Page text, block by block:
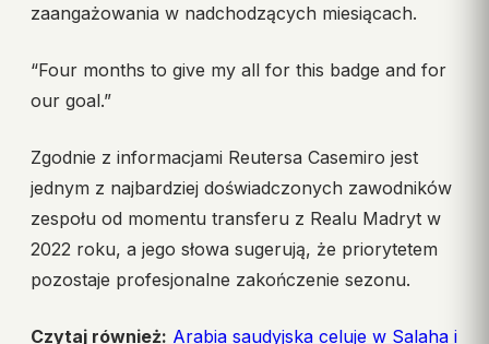
zaangażowania w nadchodzących miesiącach.
“Four months to give my all for this badge and for
our goal.”
Zgodnie z informacjami Reutersa Casemiro jest
jednym z najbardziej doświadczonych zawodników
zespołu od momentu transferu z Realu Madryt w
2022 roku, a jego słowa sugerują, że priorytetem
pozostaje profesjonalne zakończenie sezonu.
Czytaj również: Arabia saudyjska celuje w Salaha i